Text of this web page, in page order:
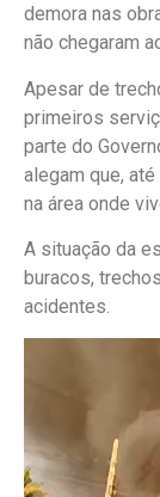
demora nas
não chegaram
Apesar de
primeiros
parte do
alegam que,
na área onde
A situação da
buracos,
acidentes.